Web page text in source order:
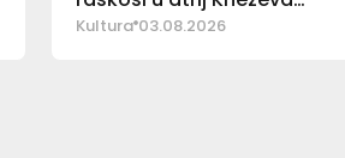
dvora
Kultura 03.08.2026